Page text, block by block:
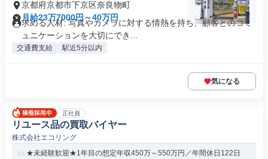
京都府京都市下京区奈良物町
月給23万7000円～40万円
求める人材: 写真やカメラに対する情熱を持ち、顧客とのコミ
ュニケーションを大切にでき...
交通費支給 駅近5分以内
気になる
正社員
リユース品の買取バイヤー
株式会社エコリング
★未経験歓迎★1年目の想定年収450万～550万円／年間休日122日